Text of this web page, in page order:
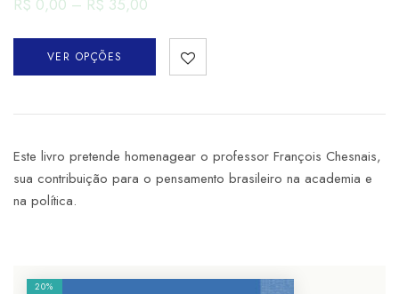
R$ 0,00 – R$ 35,00
VER OPÇÕES
Este livro pretende homenagear o professor François Chesnais,
sua contribuição para o pensamento brasileiro na academia e
na política.
20%